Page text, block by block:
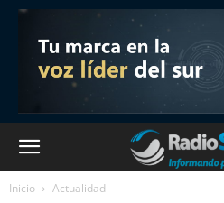
Inicio Actualidad